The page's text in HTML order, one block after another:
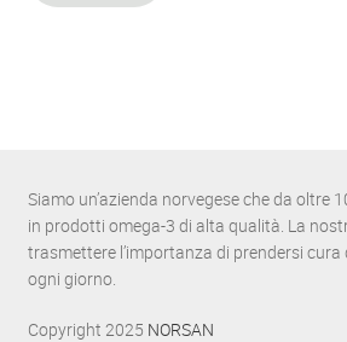
Siamo un’azienda norvegese che da oltre
in prodotti omega-3 di alta qualità. La
trasmettere l’importanza di prendersi
ogni giorno.
Copyright 2025 NORSAN